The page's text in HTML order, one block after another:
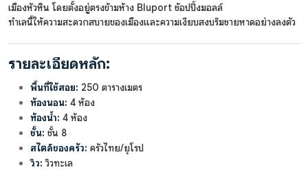
เมืองหัวหิน โดยตั้งอยู่ตรงข้ามห้าง Bluport ช้อปปิ้งมอลล์
ทำเลนี้ให้ความสะดวกสบายของเมืองและความเงียบสงบริมชายหาดอย่างลงตัว
รายละเอียดหลัก:
พื้นที่ใช้สอย: 250 ตารางเมตร
ห้องนอน: 4 ห้อง
ห้องน้ำ: 4 ห้อง
ชั้น: ชั้น 8
สไตล์ของครัว: ครัวไทย/ยุโรป
วิว: วิวทะเล